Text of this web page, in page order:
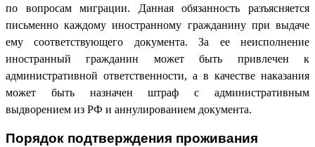
по вопросам миграции. Данная обязанность разъясняется
письменно каждому иностранному гражданину при выдаче
ему соответствующего документа. За ее неисполнение
иностранный гражданин может быть привлечен к
административной ответственности, а в качестве наказания
может быть назначен штраф с административным
выдворением из РФ и аннулированием документа.
Порядок подтверждения проживания